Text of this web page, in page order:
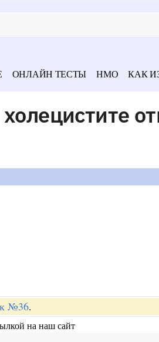
ОНЛАЙН ТЕСТЫ НМО КАК
№36.
на наш сайт